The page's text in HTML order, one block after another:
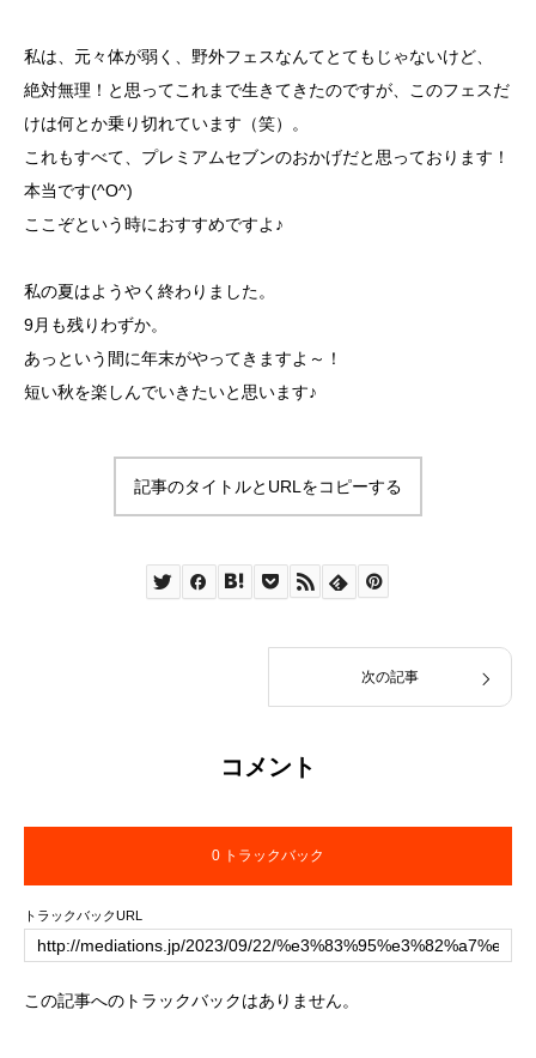
私は、元々体が弱く、野外フェスなんてとてもじゃないけど、
絶対無理！と思ってこれまで生きてきたのですが、このフェスだ
けは何とか乗り切れています（笑）。
これもすべて、プレミアムセブンのおかげだと思っております！
本当です(^O^)
ここぞという時におすすめですよ♪
私の夏はようやく終わりました。
9月も残りわずか。
あっという間に年末がやってきますよ～！
短い秋を楽しんでいきたいと思います♪
記事のタイトルとURLをコピーする
次の記事
コメント
0 トラックバック
トラックバックURL
この記事へのトラックバックはありません。